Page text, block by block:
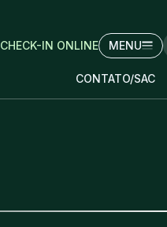
CHECK-IN ONLINE MENU
CONTATO/SAC